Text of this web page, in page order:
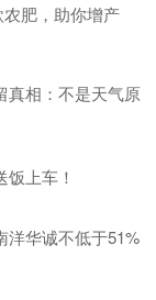
肥，助你增产
真相：不是天气原
上车！
洋华诚不低于51%